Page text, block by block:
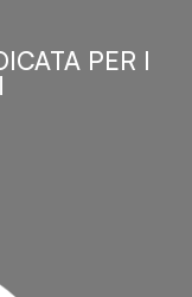
PER I